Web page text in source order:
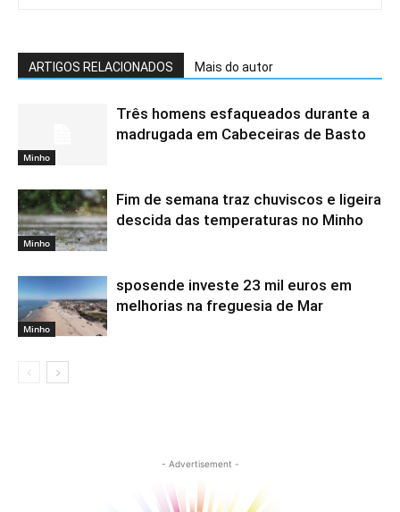
ARTIGOS RELACIONADOS Mais do autor
Minho
Três homens esfaqueados durante a
madrugada em Cabeceiras de Basto
Minho
Fim de semana traz chuviscos e ligeira
descida das temperaturas no Minho
Minho
sposende investe 23 mil euros em
melhorias na freguesia de Mar
- Advertisement -